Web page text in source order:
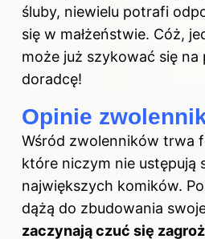
śluby, niewielu potrafi
się w małżeństwie. Cóż,
może już szykować się
doradcę!
Opinie
Wśród zwolenników trwa
które niczym nie ustępują
największych komików.
dążą do zbudowania
zaczynają czuć się